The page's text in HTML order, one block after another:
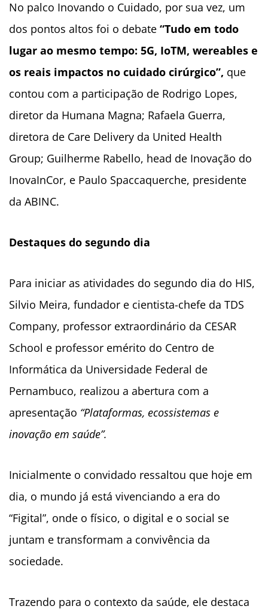
No palco Inovando o Cuidado, por sua vez, um
dos pontos altos foi o debate “Tudo em todo
lugar ao mesmo tempo: 5G, IoTM, wereables e
os reais impactos no cuidado cirúrgico”, que
contou com a participação de Rodrigo Lopes,
diretor da Humana Magna; Rafaela Guerra,
diretora de Care Delivery da United Health
Group; Guilherme Rabello, head de Inovação do
InovaInCor, e Paulo Spaccaquerche, presidente
da ABINC.
Destaques do segundo dia
Para iniciar as atividades do segundo dia do HIS,
Silvio Meira, fundador e cientista-chefe da TDS
Company, professor extraordinário da CESAR
School e professor emérito do Centro de
Informática da Universidade Federal de
Pernambuco, realizou a abertura com a
apresentação “Plataformas, ecossistemas e
inovação em saúde”.
Inicialmente o convidado ressaltou que hoje em
dia, o mundo já está vivenciando a era do
“Figital”, onde o físico, o digital e o social se
juntam e transformam a convivência da
sociedade.
Trazendo para o contexto da saúde, ele destaca